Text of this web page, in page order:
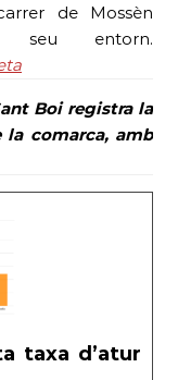
de Mossèn
entorn.
Boi registra la
la comarca, amb
taxa d’atur